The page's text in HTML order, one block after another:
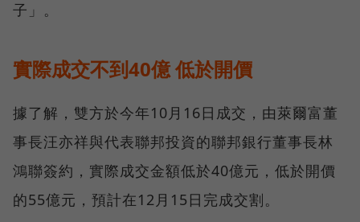
子」。
實際成交不到40億 低於開價
據了解，雙方於今年10月16日成交，由萊爾富董
事長汪亦祥與代表聯邦投資的聯邦銀行董事長林
鴻聯簽約，實際成交金額低於40億元，低於開價
的55億元，預計在12月15日完成交割。